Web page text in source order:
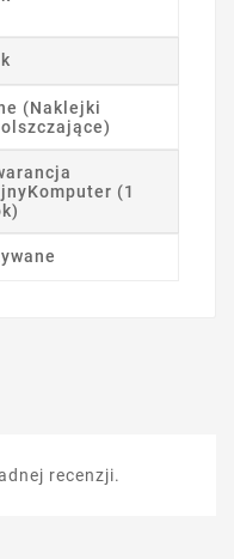
(Naklejki
(1
recenzji.